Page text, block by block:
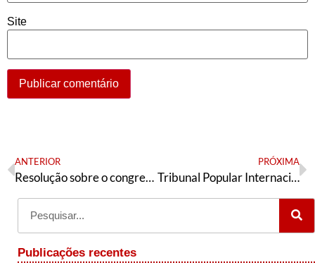
Site
ANTERIOR
Resolução sobre o congresso da Juventude do PT
PRÓXIMA
Tribunal Popular Internacional e Frente de Juristas denunciam Trump por crimes de guerra contra a Venezuela
Publicações recentes